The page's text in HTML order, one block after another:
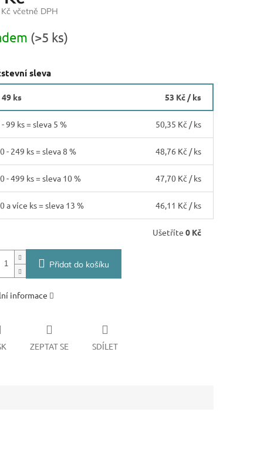
včetně DPH
(>5 ks)
sleva
49 ks 53 Kč / ks
- 99 ks = sleva 5 % 50,35 Kč / ks
- 249 ks = sleva 8 % 48,76 Kč / ks
- 499 ks = sleva 10 % 47,70 Kč / ks
a více ks = sleva 13 % 46,11 Kč / ks
Ušetříte 0 Kč
Přidat do košíku
informace
ZEPTAT SE SDÍLET